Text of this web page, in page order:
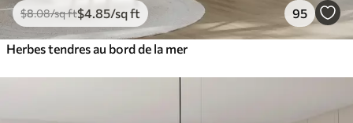
$8.08/sq ft$4 .85/sq ft 95
Herbes tendres au bord de la mer